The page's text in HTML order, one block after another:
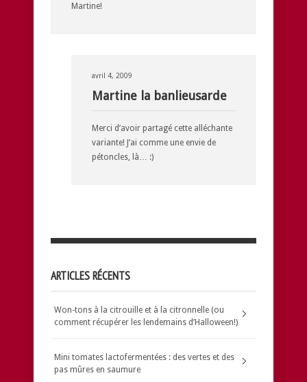
Martine!
avril 4, 2009
Martine la banlieusarde
Merci d’avoir partagé cette alléchante
variante! J’ai comme une envie de
pétoncles, là… :)
ARTICLES RÉCENTS
Won-tons à la citrouille et à la citronnelle (ou
comment récupérer les lendemains d’Halloween!)
Mini tomates lactofermentées : des vertes et des
pas mûres en saumure